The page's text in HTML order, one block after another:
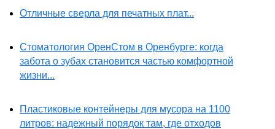
Отличные сверла для печатных плат...
Стоматология ОренСтом в Оренбурге: когда
забота о зубах становится частью комфортной
жизни...
Пластиковые контейнеры для мусора на 1100
литров: надежный порядок там, где отходов